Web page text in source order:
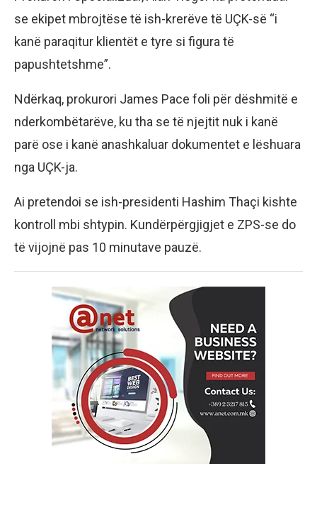
se ekipet mbrojtëse të ish-krerëve të UÇK-së “i
kanë paraqitur klientët e tyre si figura të
papushtetshme”.
Ndërkaq, prokurori James Pace foli për dëshmitë e
nderkombëtarëve, ku tha se të njejtit nuk i kanë
parë ose i kanë anashkaluar dokumentet e lëshuara
nga UÇK-ja.
Ai pretendoi se ish-presidenti Hashim Thaçi kishte
kontroll mbi shtypin. Kundërpërgjigjet e ZPS-se do
të vijojnë pas 10 minutave pauzë.